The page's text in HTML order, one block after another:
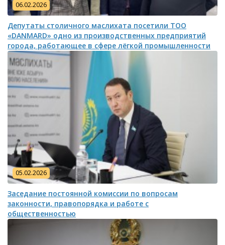
06.02.2026
Депутаты столичного маслихата посетили ТОО
«DANMARD» одно из производственных предприятий
города, работающее в сфере лёгкой промышленности
05.02.2026
Заседание постоянной комиссии по вопросам
законности, правопорядка и работе с
общественностью